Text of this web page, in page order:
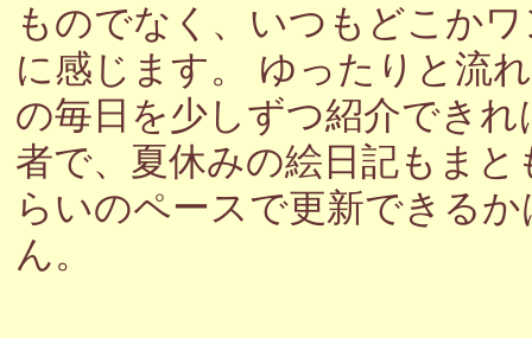
ものでなく、いつもどこか
に感じます。 ゆったりと流
の毎日を少しずつ紹介でき
者で、夏休みの絵日記もま
らいのペースで更新できる
ん。